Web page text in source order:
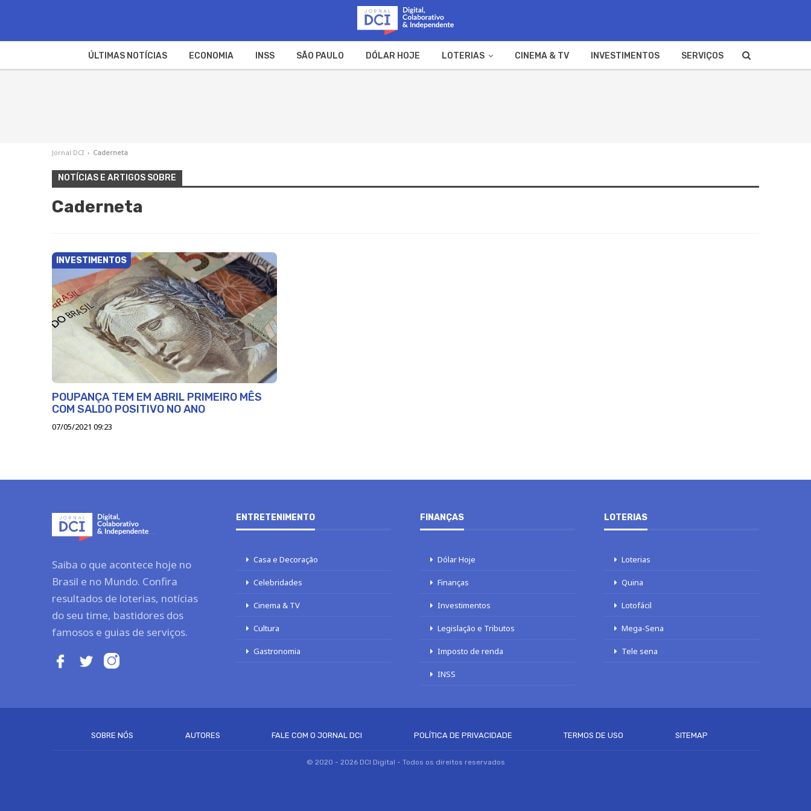
ÚLTIMAS NOTÍCIAS ECONOMIA INSS SÃO PAULO DÓLAR HOJE LOTERIAS CINEMA & TV INVESTIMENTOS SERVIÇOS
Jornal DCI › Caderneta
NOTÍCIAS E ARTIGOS SOBRE
Caderneta
INVESTIMENTOS
POUPANÇA TEM EM ABRIL PRIMEIRO MÊS
COM SALDO POSITIVO NO ANO
07/05/2021 09:23
Saiba o que acontece hoje no
Brasil e no Mundo. Confira
resultados de loterias, notícias
do seu time, bastidores dos
famosos e guias de serviços.
ENTRETENIMENTO
Casa e Decoração
Celebridades
Cinema & TV
Cultura
Gastronomia
FINANÇAS
Dólar Hoje
Finanças
Investimentos
Legislação e Tributos
Imposto de renda
INSS
LOTERIAS
Loterias
Quina
Lotofácil
Mega-Sena
Tele sena
SOBRE NÓS AUTORES FALE COM O JORNAL DCI POLÍTICA DE PRIVACIDADE TERMOS DE USO SITEMAP
© 2020 - 2026 DCI Digital - Todos os direitos reservados